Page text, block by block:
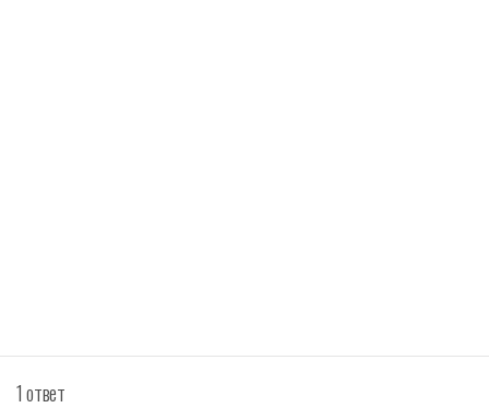
1 ответ